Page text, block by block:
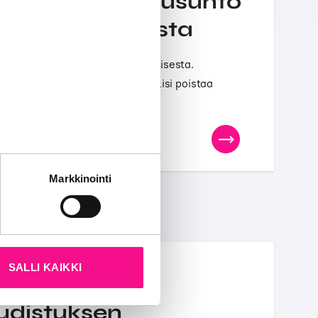
sivustoamme.
Markkinointi
SALLI KAIKKI
uudistamisesta
alkoholilain uudistamisesta.
alkoholimainonnan aikarajat tulisi poistaa